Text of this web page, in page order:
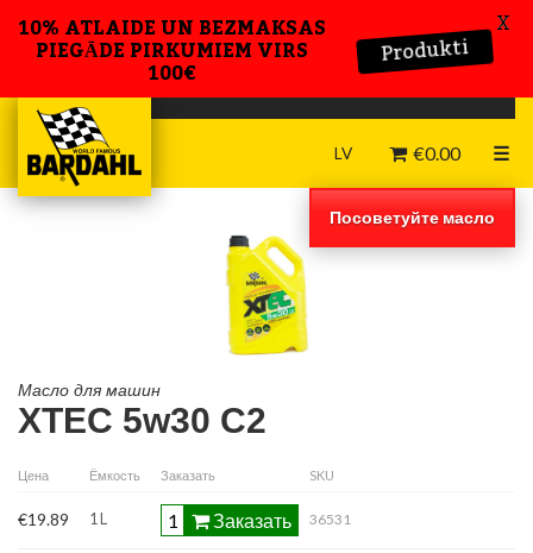
LV
Посоветуйте масло
€0.00 ☰
Масло для машин
XTEC 5w30 C2
Цена Ёмкость Заказать SKU
€19.89 1 L Заказать 36531
10% ATLAIDE UN BEZMAKSAS
PIEGĀDE PIRKUMIEM VIRS
100€
Produkti
X